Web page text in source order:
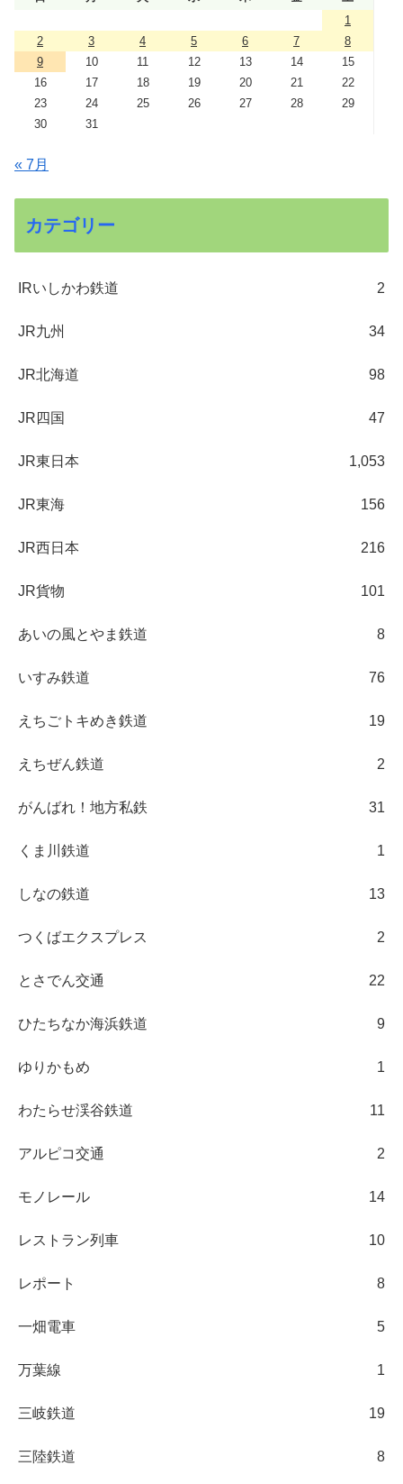
1
2
3 4 5 6 7
8
9
10 11 12 13 14
15
16
17 18 19 20 21
22
23
24 25 26 27 28
29
30
31
« 7月
カテゴリー
IRいしかわ鉄道 2
JR九州 34
JR北海道 98
JR四国 47
JR東日本 1,053
JR東海 156
JR西日本 216
JR貨物 101
あいの風とやま鉄道 8
いすみ鉄道 76
えちごトキめき鉄道 19
えちぜん鉄道 2
がんばれ！地方私鉄 31
くま川鉄道 1
しなの鉄道 13
つくばエクスプレス 2
とさでん交通 22
ひたちなか海浜鉄道 9
ゆりかもめ 1
わたらせ渓谷鉄道 11
アルピコ交通 2
モノレール 14
レストラン列車 10
レポート 8
一畑電車 5
万葉線 1
三岐鉄道 19
三陸鉄道 8